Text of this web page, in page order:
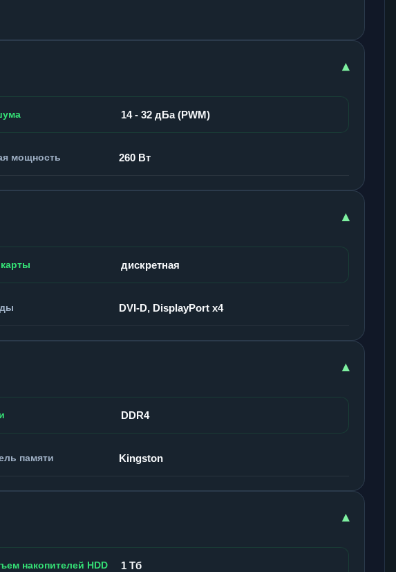
▾
14 - 32 дБа (PWM)
мощность 260 Вт
▾
дискретная
DVI-D, DisplayPort x4
▾
DDR4
памяти Kingston
▾
накопителей HDD 1 Тб